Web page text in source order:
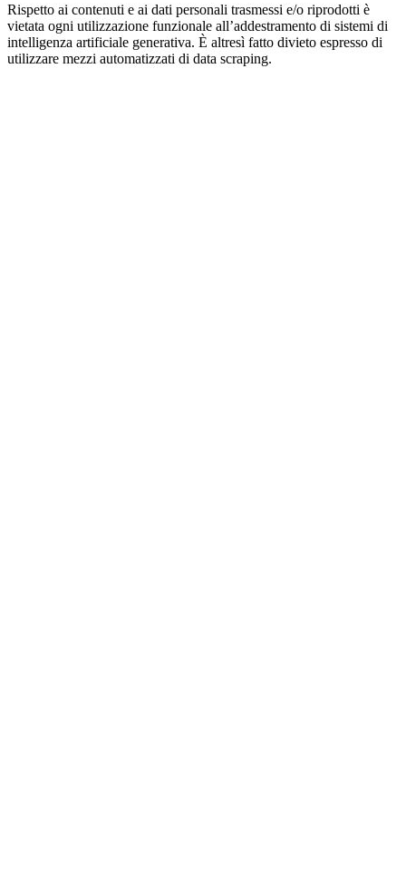
Rispetto ai contenuti e ai dati personali trasmessi e/o riprodotti è
vietata ogni utilizzazione funzionale all’addestramento di sistemi di
intelligenza artificiale generativa. È altresì fatto divieto espresso di
utilizzare mezzi automatizzati di data scraping.